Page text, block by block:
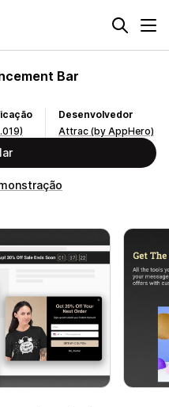
Bar
Desenvolvedor
Attrac (by AppHero)